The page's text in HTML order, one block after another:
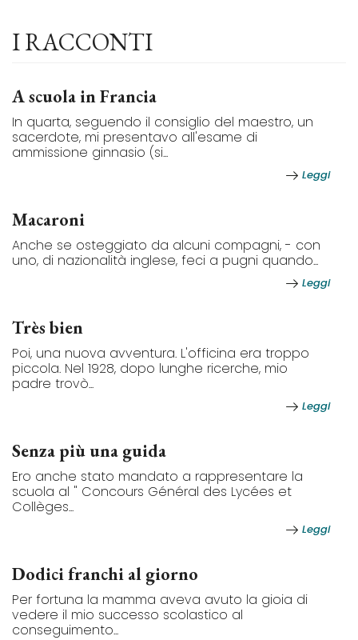
I RACCONTI
A scuola in Francia
In quarta, seguendo il consiglio del maestro, un
sacerdote, mi presentavo all'esame di
ammissione ginnasio (si...
Leggi
Macaroni
Anche se osteggiato da alcuni compagni, - con
uno, di nazionalità inglese, feci a pugni quando...
Leggi
Très bien
Poi, una nuova avventura. L'officina era troppo
piccola. Nel 1928, dopo lunghe ricerche, mio
padre trovò...
Leggi
Senza più una guida
Ero anche stato mandato a rappresentare la
scuola al " Concours Général des Lycées et
Collèges...
Leggi
Dodici franchi al giorno
Per fortuna la mamma aveva avuto la gioia di
vedere il mio successo scolastico al
conseguimento...